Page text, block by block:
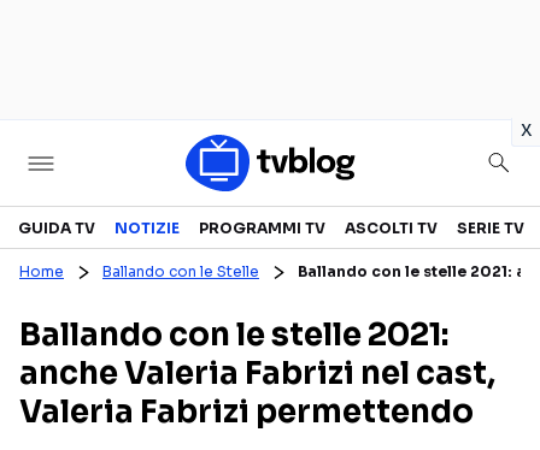
x
Televisione
CANALI TV
PROGRAMMI TV
PERSONAGGI TV
SERIE TV
REALITY SHOW
FICTION
GUIDA TV NOTIZIE PROGRAMMI TV ASCOLTI TV SERIE TV
Home Ballando con le Stelle Ballando con le stelle 2021:
Ballando con le stelle 2021:
anche Valeria Fabrizi nel cast,
Valeria Fabrizi permettendo